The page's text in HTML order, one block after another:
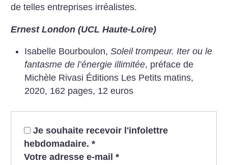
de telles entreprises irréalistes.
Ernest London (UCL Haute-Loire)
Isabelle Bourboulon, Soleil trompeur. Iter ou le
fantasme de l’énergie illimitée, préface de
Michèle Rivasi Éditions Les Petits matins,
2020, 162 pages, 12 euros
Je souhaite recevoir l'infolettre
hebdomadaire. *
Votre adresse e-mail *